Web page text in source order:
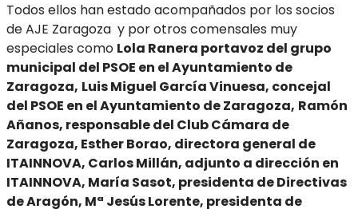
Todos ellos han estado acompañados por los socios
de AJE Zaragoza y por otros comensales muy
especiales como Lola Ranera portavoz del grupo
municipal del PSOE en el Ayuntamiento de
Zaragoza, Luis Miguel García Vinuesa, concejal
del PSOE en el Ayuntamiento de Zaragoza, Ramón
Añanos, responsable del Club Cámara de
Zaragoza, Esther Borao, directora general de
ITAINNOVA, Carlos Millán, adjunto a dirección en
ITAINNOVA, María Sasot, presidenta de Directivas
de Aragón, Mª Jesús Lorente, presidenta de